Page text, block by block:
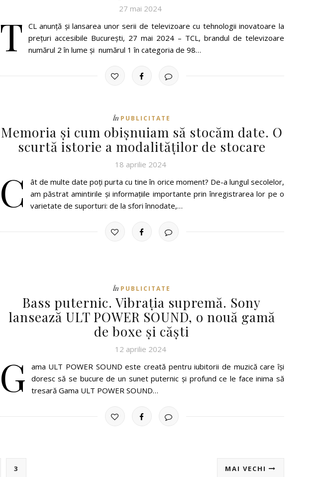
27 mai 2024
T CL anunță și lansarea unor serii de televizoare cu tehnologii inovatoare la
prețuri accesibile București, 27 mai 2024 – TCL, brandul de televizoare
numărul 2 în lume și numărul 1 în categoria de 98…
În PUBLICITATE
Memoria și cum obișnuiam să stocăm date. O
scurtă istorie a modalităților de stocare
18 aprilie 2024
C
ât de multe date poți purta cu tine în orice moment? De-a lungul secolelor,
am păstrat amintirile și informațiile importante prin înregistrarea lor pe o
varietate de suporturi: de la sfori înnodate,…
În PUBLICITATE
Bass puternic. Vibrația supremă. Sony
lansează ULT POWER SOUND, o nouă gamă
de boxe și căști
12 aprilie 2024
G
ama ULT POWER SOUND este creată pentru iubitorii de muzică care își
doresc să se bucure de un sunet puternic și profund ce le face inima să
tresară Gama ULT POWER SOUND…
MAI VECHI
3